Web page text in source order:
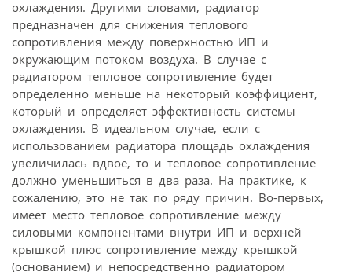
охлаждения. Другими словами, радиатор
предназначен для снижения теплового
сопротивления между поверхностью ИП и
окружающим потоком воздуха. В случае с
радиатором тепловое сопротивление будет
определенно меньше на некоторый коэффициент,
который и определяет эффективность системы
охлаждения. В идеальном случае, если с
использованием радиатора площадь охлаждения
увеличилась вдвое, то и тепловое сопротивление
должно уменьшиться в два раза. На практике, к
сожалению, это не так по ряду причин. Во-первых,
имеет место тепловое сопротивление между
силовыми компонентами внутри ИП и верхней
крышкой плюс сопротивление между крышкой
(основанием) и непосредственно радиатором